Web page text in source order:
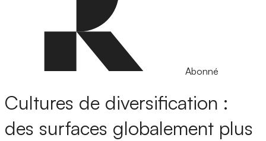
Abonné
Cultures de diversification :
des surfaces globalement plus